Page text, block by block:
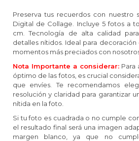
Preserva tus recuerdos con nuestro
Digital de Collage. Incluye 5 fotos a
cm. Tecnología de alta calidad
detalles nítidos. Ideal para decoración
momentos más preciados con
Nota Importante a considerar: Para
óptimo de las fotos, es crucial
que envíes. Te recomendamos
resolución y claridad para garantizar
nítida en la foto.
Si tu foto es cuadrada o no cumple
el resultado final será una imagen
margen blanco, ya que no